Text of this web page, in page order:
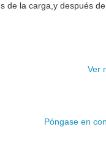
de la carga,y después
Ver
Póngase en